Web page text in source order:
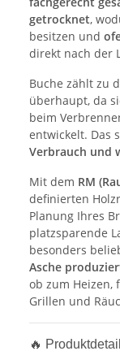
getrocknet,
besitzen und
direkt nach der
Buche zählt zu
überhaupt, da
beim
entwickelt. Das
Verbrauch und
Mit dem RM
definierten
Planung Ihres
platzsparende
besonders
Asche
ob zum Heizen,
Grillen und
🔥